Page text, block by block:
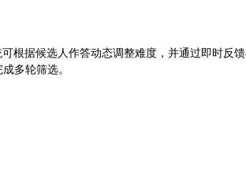
根据候选人作答动态调整难度，并通过即时反
多轮筛选。